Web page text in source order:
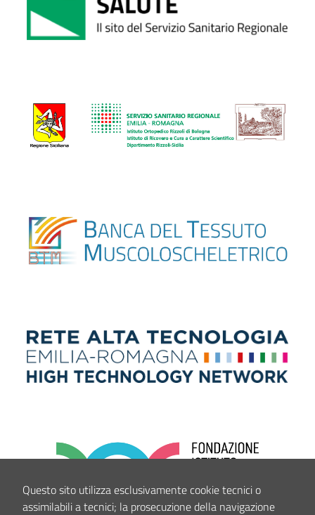
Questo sito utilizza esclusivamente cookie tecnici o
assimilabili a tecnici; la prosecuzione della navigazione